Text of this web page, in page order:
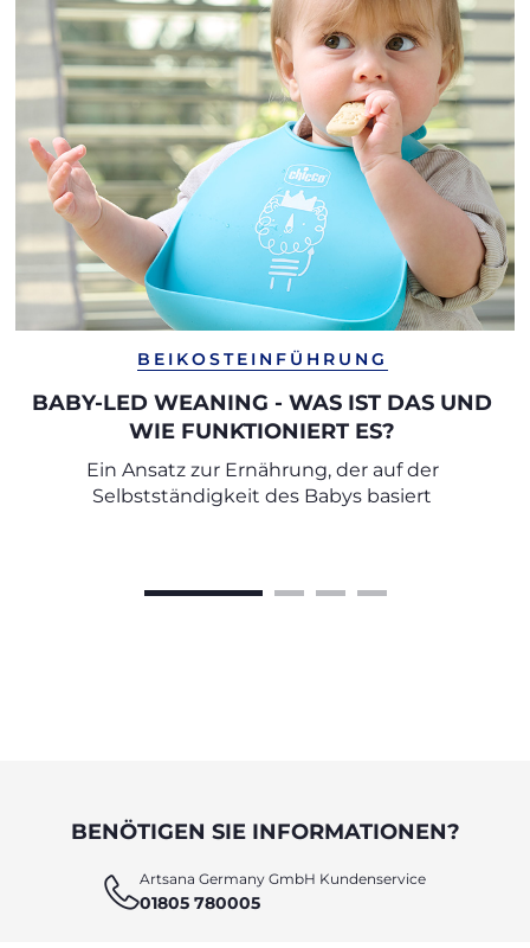
BEIKOSTEINFÜHRUNG
BABY-LED WEANING - WAS IST DAS UND
WIE FUNKTIONIERT ES?
Ein Ansatz zur Ernährung, der auf der
Selbstständigkeit des Babys basiert
BENÖTIGEN SIE INFORMATIONEN?
Artsana Germany GmbH Kundenservice
01805 780005